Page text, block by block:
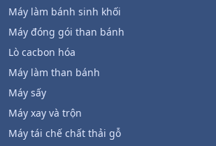
Máy làm bánh sinh khối
Máy đóng gói than bánh
Lò cacbon hóa
Máy làm than bánh
Máy sấy
Máy xay và trộn
Máy tái chế chất thải gỗ